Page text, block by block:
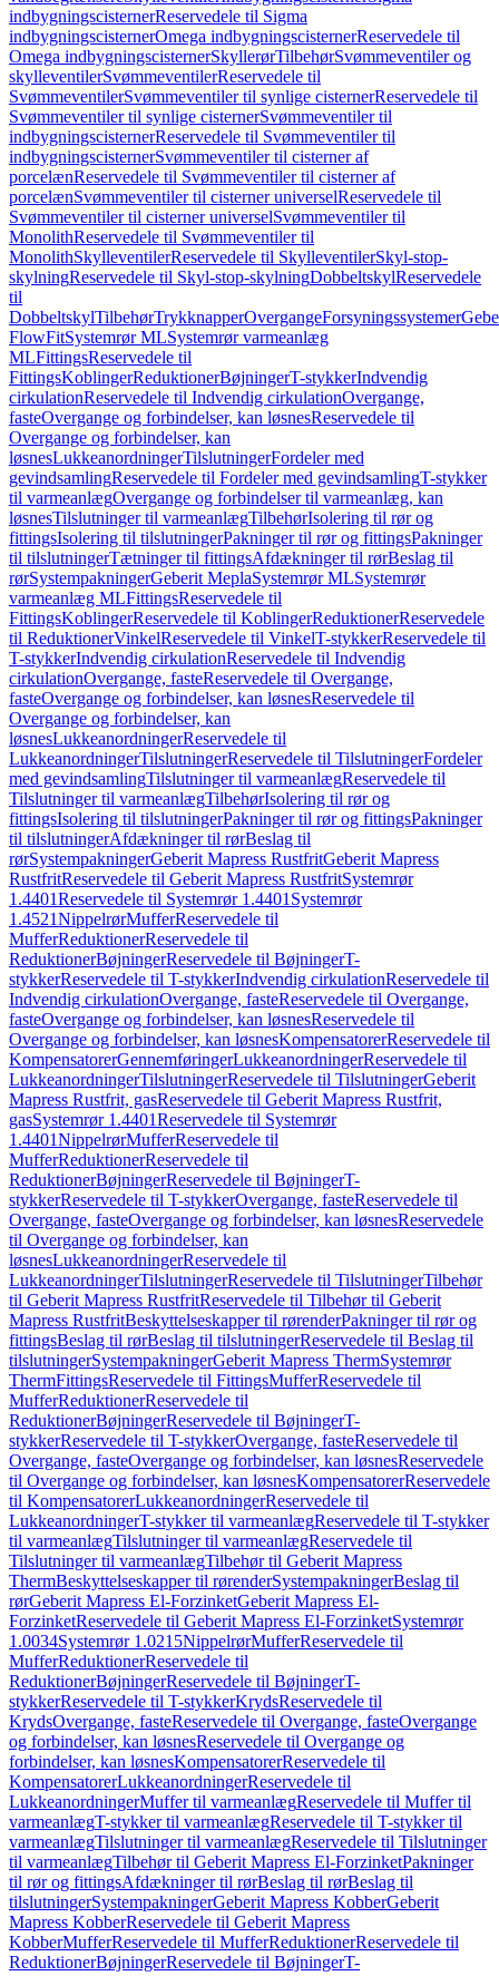
indbygningscisternerReservedele til Sigma
indbygningscisternerOmega indbygningscisternerReservedele til
Omega indbygningscisternerSkyllerørTilbehørSvømmeventiler og
skylleventilerSvømmeventilerReservedele til
SvømmeventilerSvømmeventiler til synlige cisternerReservedele til
Svømmeventiler til synlige cisternerSvømmeventiler til
indbygningscisternerReservedele til Svømmeventiler til
indbygningscisternerSvømmeventiler til cisterner af
porcelænReservedele til Svømmeventiler til cisterner af
porcelænSvømmeventiler til cisterner universelReservedele til
Svømmeventiler til cisterner universelSvømmeventiler til
MonolithReservedele til Svømmeventiler til
MonolithSkylleventilerReservedele til SkylleventilerSkyl-stop-
skylningReservedele til Skyl-stop-skylningDobbeltskylReservedele
til
DobbeltskylTilbehørTrykknapperOvergangeForsyningssystemer
FlowFitSystemrør MLSystemrør varmeanlæg
MLFittingsReservedele til
FittingsKoblingerReduktionerBøjningerT-stykkerIndvendig
cirkulationReservedele til Indvendig cirkulationOvergange,
fasteOvergange og forbindelser, kan løsnesReservedele til
Overgange og forbindelser, kan
løsnesLukkeanordningerTilslutningerFordeler med
gevindsamlingReservedele til Fordeler med gevindsamlingT-stykker
til varmeanlægOvergange og forbindelser til varmeanlæg, kan
løsnesTilslutninger til varmeanlægTilbehørIsolering til rør og
fittingsIsolering til tilslutningerPakninger til rør og fittingsPakninger
til tilslutningerTætninger til fittingsAfdækninger til rørBeslag til
rørSystempakningerGeberit MeplaSystemrør MLSystemrør
varmeanlæg MLFittingsReservedele til
FittingsKoblingerReservedele til KoblingerReduktionerReservedele
til ReduktionerVinkelReservedele til VinkelT-stykkerReservedele til
T-stykkerIndvendig cirkulationReservedele til Indvendig
cirkulationOvergange, fasteReservedele til Overgange,
fasteOvergange og forbindelser, kan løsnesReservedele til
Overgange og forbindelser, kan
løsnesLukkeanordningerReservedele til
LukkeanordningerTilslutningerReservedele til TilslutningerFordeler
med gevindsamlingTilslutninger til varmeanlægReservedele til
Tilslutninger til varmeanlægTilbehørIsolering til rør og
fittingsIsolering til tilslutningerPakninger til rør og fittingsPakninger
til tilslutningerAfdækninger til rørBeslag til
rørSystempakningerGeberit Mapress RustfritGeberit Mapress
RustfritReservedele til Geberit Mapress RustfritSystemrør
1.4401Reservedele til Systemrør 1.4401 Systemrør
1.4521NippelrørMufferReservedele til
MufferReduktionerReservedele til
ReduktionerBøjningerReservedele til BøjningerT-
stykkerReservedele til T-stykkerIndvendig cirkulationReservedele til
Indvendig cirkulationOvergange, fasteReservedele til Overgange,
fasteOvergange og forbindelser, kan løsnesReservedele til
Overgange og forbindelser, kan løsnesKompensatorerReservedele til
KompensatorerGennemføringerLukkeanordningerReservedele til
LukkeanordningerTilslutningerReservedele til TilslutningerGeberit
Mapress Rustfrit, gasReservedele til Geberit Mapress Rustfrit,
gasSystemrør 1.4401Reservedele til Systemrør
1.4401NippelrørMufferReservedele til
MufferReduktionerReservedele til
ReduktionerBøjningerReservedele til BøjningerT-
stykkerReservedele til T-stykkerOvergange, fasteReservedele til
Overgange, fasteOvergange og forbindelser, kan løsnesReservedele
til Overgange og forbindelser, kan
løsnesLukkeanordningerReservedele til
LukkeanordningerTilslutningerReservedele til TilslutningerTilbehør
til Geberit Mapress RustfritReservedele til Tilbehør til Geberit
Mapress RustfritBeskyttelseskapper til rørenderPakninger til rør og
fittingsBeslag til rørBeslag til tilslutningerReservedele til Beslag til
tilslutningerSystempakningerGeberit Mapress ThermSystemrør
ThermFittingsReservedele til FittingsMufferReservedele til
MufferReduktionerReservedele til
ReduktionerBøjningerReservedele til BøjningerT-
stykkerReservedele til T-stykkerOvergange, fasteReservedele til
Overgange, fasteOvergange og forbindelser, kan løsnesReservedele
til Overgange og forbindelser, kan løsnesKompensatorerReservedele
til KompensatorerLukkeanordningerReservedele til
LukkeanordningerT-stykker til varmeanlægReservedele til T-stykker
til varmeanlægTilslutninger til varmeanlægReservedele til
Tilslutninger til varmeanlægTilbehør til Geberit Mapress
ThermBeskyttelseskapper til rørenderSystempakningerBeslag til
rørGeberit Mapress El-ForzinketGeberit Mapress El-
ForzinketReservedele til Geberit Mapress El-ForzinketSystemrør
1.0034Systemrør 1.0215NippelrørMufferReservedele til
MufferReduktionerReservedele til
ReduktionerBøjningerReservedele til BøjningerT-
stykkerReservedele til T-stykkerKrydsReservedele til
KrydsOvergange, fasteReservedele til Overgange, fasteOvergange
og forbindelser, kan løsnesReservedele til Overgange og
forbindelser, kan løsnesKompensatorerReservedele til
KompensatorerLukkeanordningerReservedele til
LukkeanordningerMuffer til varmeanlægReservedele til Muffer til
varmeanlægT-stykker til varmeanlægReservedele til T-stykker til
varmeanlægTilslutninger til varmeanlægReservedele til Tilslutninger
til varmeanlægTilbehør til Geberit Mapress El-ForzinketPakninger
til rør og fittingsAfdækninger til rørBeslag til rørBeslag til
tilslutningerSystempakningerGeberit Mapress KobberGeberit
Mapress KobberReservedele til Geberit Mapress
KobberMufferReservedele til MufferReduktionerReservedele til
ReduktionerBøjningerReservedele til BøjningerT-